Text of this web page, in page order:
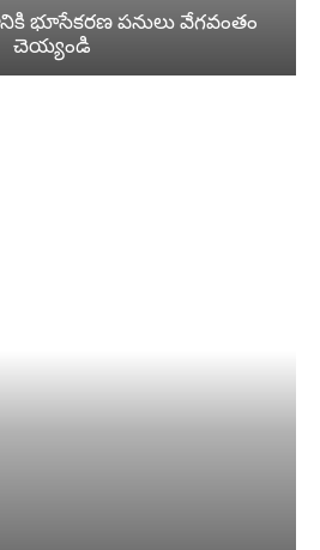
భూసేకరణ పనులు వేగవంతం
చెయ్యండి